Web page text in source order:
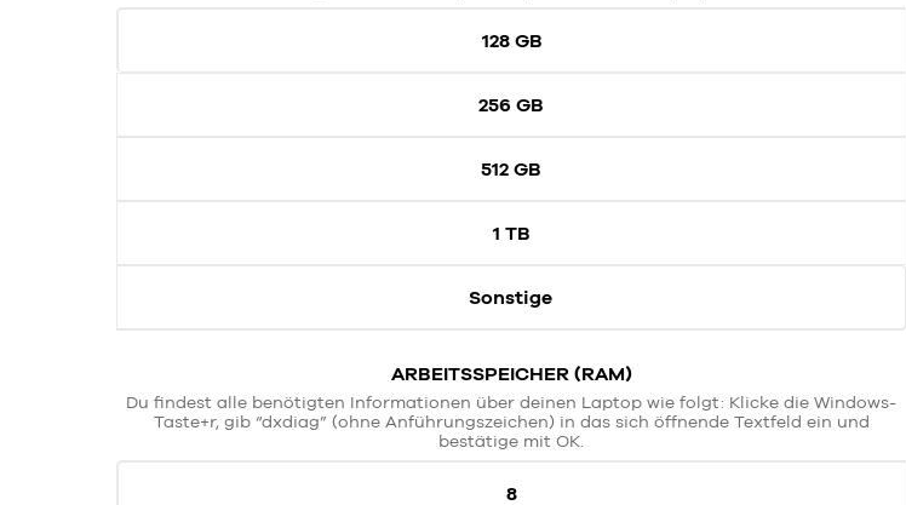
128 GB
256 GB
512 GB
1 TB
Sonstige
ARBEITSSPEICHER (RAM)
Du findest alle benötigten Informationen über deinen Laptop wie folgt: Klicke die Windows-
Taste+r, gib “dxdiag” (ohne Anführungszeichen) in das sich öffnende Textfeld ein und
bestätige mit OK.
8